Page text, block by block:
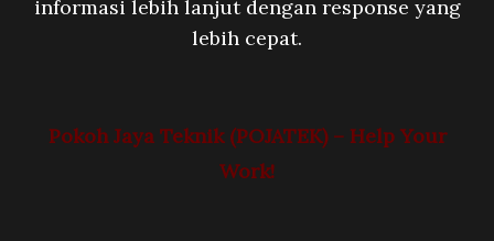
informasi lebih lanjut dengan response yang
lebih cepat.
Pokoh Jaya Teknik (POJATEK) – Help Your
Work!